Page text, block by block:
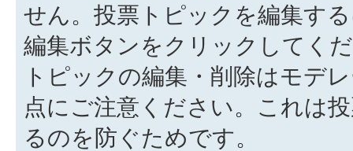
せん。投票トピックを編集す
編集ボタンをクリックしてく
トピックの編集・削除はモデ
点にご注意ください。これは
るのを防ぐためです。